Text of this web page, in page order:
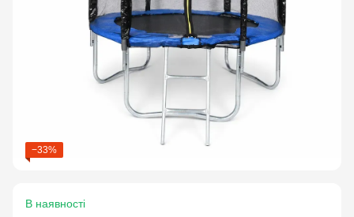
−33%
В наявності